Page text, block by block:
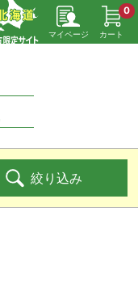
マイページ カート
0
絞り込み